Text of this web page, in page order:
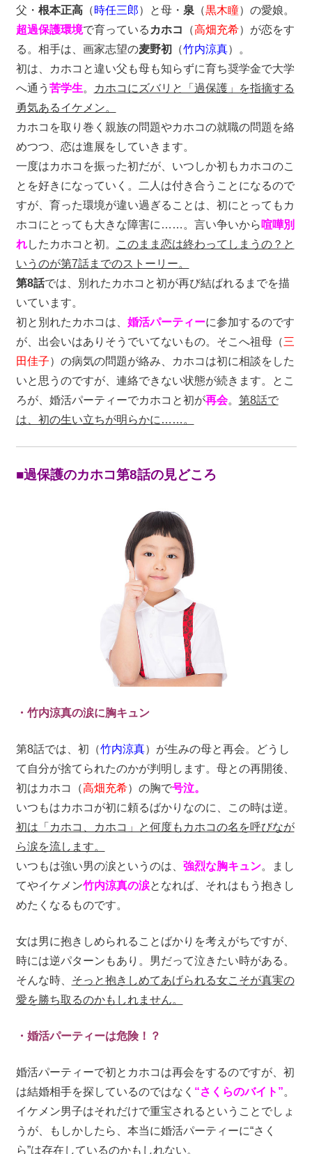
父・ 根本正高（時任三郎）と母・ 泉 （黒木瞳）の愛娘。
超過保護環境で育っている カホコ （高畑充希）が恋をす
る。相手は、画家志望の麦野初 （竹内涼真）。
初は、カホコと違い父も母も知らずに育ち奨学金で大学
へ通う 苦学生。
カホコにズバリと「過保護」を指摘する
勇気あるイケメン。
カホコを取り巻く親族の問題やカホコの就職の問題を絡
めつつ、恋は進展をしていきます。
一度はカホコを振った初だが、いつしか初もカホコのこ
とを好きになっていく。二人は付き合うことになるので
すが、育った環境が違い過ぎることは、初にとってもカ
ホコにとっても大きな障害に……。言い争いから 喧嘩別
れしたカホコと初。
このまま恋は終わってしまうの？と
いうのが第7話までのストーリー。
第8話では、別れたカホコと初が再び結ばれるまでを描
いています。
初と別れたカホコは、 婚活パーティーに参加するのです
が、出会いはありそうでいてないもの。そこへ祖母（三
田佳子）の病気の問題が絡み、カホコは初に相談をした
いと思うのですが、連絡できない状態が続きます。とこ
ろが、婚活パーティーでカホコと初が再会。 第8話で
は、初の生い立ちが明らかに……。
■過保護のカホコ第8話の見どころ
・竹内涼真の涙に胸キュン
第8話では、初（竹内涼真）が生みの母と再会。どうし
て自分が捨てられたのかが判明します。母との再開後、
初はカホコ（高畑充希）の胸で号泣。
いつもはカホコが初に頼るばかりなのに、この時は逆。
初は「カホコ、カホコ」と何度もカホコの名を呼びなが
ら涙を流します。
いつもは強い男の涙というのは、 強烈な胸キュン。まし
てやイケメン竹内涼真の涙となれば、それはもう抱きし
めたくなるものです。
女は男に抱きしめられることばかりを考えがちですが、
時には逆パターンもあり。男だって泣きたい時がある。
そんな時、 そっと抱きしめてあげられる女こそが真実の
愛を勝ち取るのかもしれません。
・婚活パーティーは危険！？
婚活パーティーで初とカホコは再会をするのですが、初
は結婚相手を探しているのではなく “さくらのバイト”。
イケメン男子はそれだけで重宝されるということでしょ
うが、もしかしたら、本当に婚活パーティーに“さく
ら”は存在しているのかもしれない。